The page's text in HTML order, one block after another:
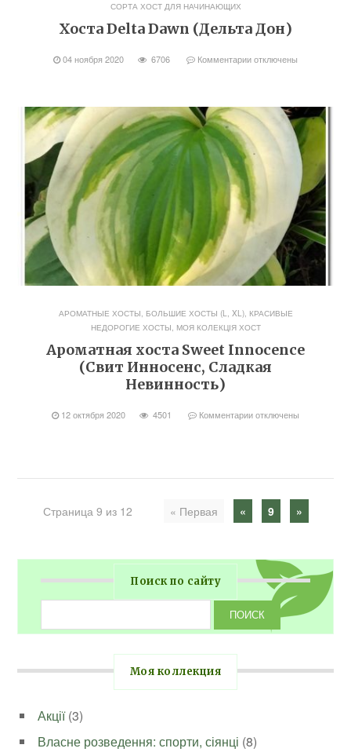
СОРТА ХОСТ ДЛЯ НАЧИНАЮЩИХ
Хоста Delta Dawn (Дельта Дон)
04 ноября 2020 6706 Комментарииотключены
АРОМАТНЫЕ ХОСТЫ, БОЛЬШИЕ ХОСТЫ (L, XL), КРАСИВЫЕ
НЕДОРОГИЕ ХОСТЫ, МОЯ КОЛЕКЦІЯ ХОСТ
Ароматная хоста Sweet Innocence
(Свит Инносенс, Сладкая
Невинность)
12 октября 2020 4501 Комментарииотключены
Страница 9 из 12 « Первая « 9 »
Поиск по сайту
Моя коллекция
Акції(3)
Власне розведення: спорти, сіянці (8)